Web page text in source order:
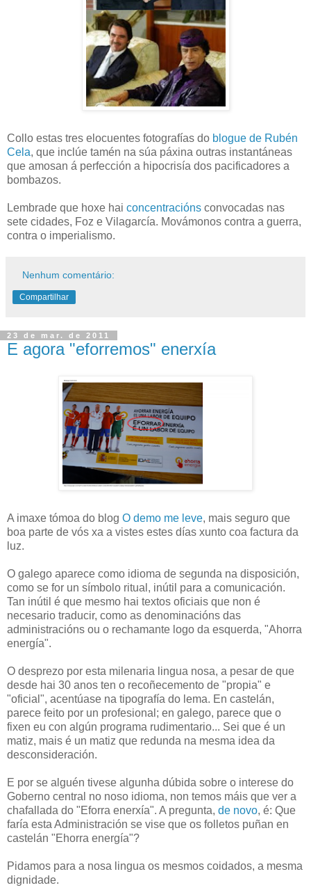
Collo estas tres elocuentes fotografías do blogue de Rubén
Cela, que inclúe tamén na súa páxina outras instantáneas
que amosan á perfección a hipocrisía dos pacificadores a
bombazos.
Lembrade que hoxe hai concentracións convocadas nas
sete cidades, Foz e Vilagarcía. Movámonos contra a guerra,
contra o imperialismo.
Nenhum comentário:
Compartilhar
23 de mar. de 2011
E agora "eforremos" enerxía
A imaxe tómoa do blog O demo me leve, mais seguro que
boa parte de vós xa a vistes estes días xunto coa factura da
luz.
O galego aparece como idioma de segunda na disposición,
como se for un símbolo ritual, inútil para a comunicación.
Tan inútil é que mesmo hai textos oficiais que non é
necesario traducir, como as denominacións das
administracións ou o rechamante logo da esquerda, "Ahorra
energía".
O desprezo por esta milenaria lingua nosa, a pesar de que
desde hai 30 anos ten o recoñecemento de "propia" e
"oficial", acentúase na tipografía do lema. En castelán,
parece feito por un profesional; en galego, parece que o
fixen eu con algún programa rudimentario... Sei que é un
matiz, mais é un matiz que redunda na mesma idea da
desconsideración.
E por se alguén tivese algunha dúbida sobre o interese do
Goberno central no noso idioma, non temos máis que ver a
chafallada do "Eforra enerxía". A pregunta, de novo, é: Que
faría esta Administración se vise que os folletos puñan en
castelán "Ehorra energía"?
Pidamos para a nosa lingua os mesmos coidados, a mesma
dignidade.